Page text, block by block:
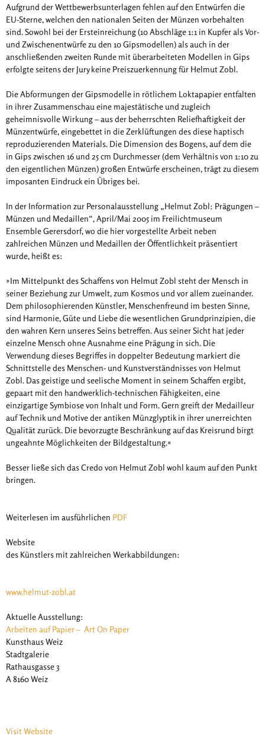
Aufgrund der Wettbewerbsunterlagen fehlen auf den Entwürfen die
EU-Sterne, welchen den nationalen Seiten der Münzen vorbehalten
sind. Sowohl bei der Ersteinreichung (10 Abschläge 1:1 in Kupfer als Vor-
und Zwischenentwürfe zu den 10 Gipsmodellen) als auch in der
anschließenden zweiten Runde mit überarbeiteten Modellen in Gips
erfolgte seitens der Jury keine Preiszuerkennung für Helmut Zobl.
Die Abformungen der Gipsmodelle in rötlichem Loktapapier entfalten
in ihrer Zusammenschau eine majestätische und zugleich
geheimnisvolle Wirkung – aus der beherrschten Reliefhaftigkeit der
Münzentwürfe, eingebettet in die Zerklüftungen des diese haptisch
reproduzierenden Materials. Die Dimension des Bogens, auf dem die
in Gips zwischen 16 und 25 cm Durchmesser (dem Verhältnis von 1:10 zu
den eigentlichen Münzen) großen Entwürfe erscheinen, trägt zu diesem
imposanten Eindruck ein Übriges bei.
In der Information zur Personalausstellung „Helmut Zobl: Prägungen –
Münzen und Medaillen“, April/Mai 2005 im Freilichtmuseum
Ensemble Gerersdorf, wo die hier vorgestellte Arbeit neben
zahlreichen Münzen und Medaillen der Öffentlichkeit präsentiert
wurde, heißt es:
»Im Mittelpunkt des Schaffens von Helmut Zobl steht der Mensch in
seiner Beziehung zur Umwelt, zum Kosmos und vor allem zueinander.
Dem philosophierenden Künstler, Menschenfreund im besten Sinne,
sind Harmonie, Güte und Liebe die wesentlichen Grundprinzipien, die
den wahren Kern unseres Seins betreffen. Aus seiner Sicht hat jeder
einzelne Mensch ohne Ausnahme eine Prägung in sich. Die
Verwendung dieses Begriffes in doppelter Bedeutung markiert die
Schnittstelle des Menschen- und Kunstverständnisses von Helmut
Zobl. Das geistige und seelische Moment in seinem Schaffen ergibt,
gepaart mit den handwerklich-technischen Fähigkeiten, eine
einzigartige Symbiose von Inhalt und Form. Gern greift der Medailleur
auf Technik und Motive der antiken Münzglyptik in ihrer unerreichten
Qualität zurück. Die bevorzugte Beschränkung auf das Kreisrund birgt
ungeahnte Möglichkeiten der Bildgestaltung.«
Besser ließe sich das Credo von Helmut Zobl wohl kaum auf den Punkt
bringen.
Weiterlesen im ausführlichen PDF
Website
des Künstlers mit zahlreichen Werkabbildungen:
www.helmut-zobl.at
Aktuelle Ausstellung:
Arbeiten auf Papier – Art On Paper
Kunsthaus Weiz
Stadtgalerie
Rathausgasse 3
A 8160 Weiz
Visit Website